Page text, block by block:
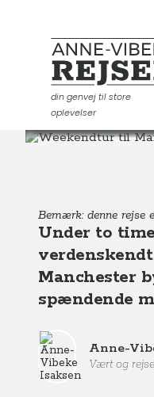
Anne-Vibeke
din genvej til store
oplevelser
Destinationer
Bemærk: denne rejse
Under to
Manchester
spændende
Anne-
Vært og